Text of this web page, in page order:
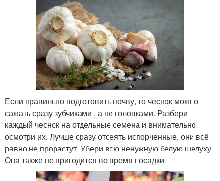
Если правильно подготовить почву, то чеснок можно
сажать сразу зубчиками , а не головками. Разбери
каждый чеснок на отдельные семена и внимательно
осмотри их. Лучше сразу отсеять испорченные, они всё
равно не прорастут. Убери всю ненужную белую шелуху.
Она также не пригодится во время посадки.